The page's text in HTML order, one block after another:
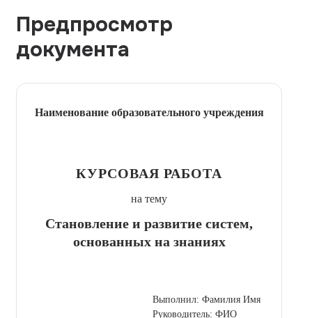
Предпросмотр
документа
Наименование образовательного учреждения
КУРСОВАЯ РАБОТА
на тему
Становление и развитие систем,
основанных на знаниях
Выполнил: Фамилия Имя
Руководитель: ФИО